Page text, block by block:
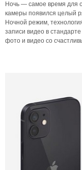
Ночь — самое время для
камеры появился целый
Ночной режим,
записи видео в
фото и видео со